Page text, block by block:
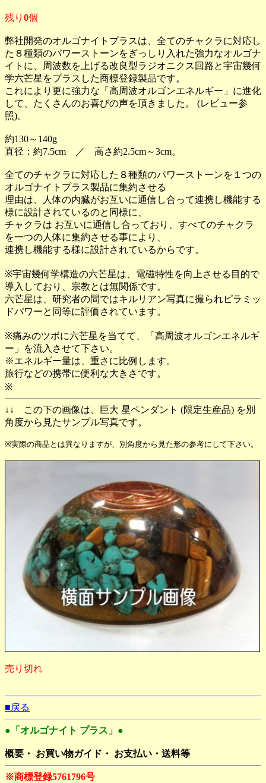
残り 0個
弊社開発のオルゴナイトプラスは、全てのチャクラに対応し
た８種類のパワーストーンをぎっしり入れた強力なオルゴナ
イトに、周波数を上げる改良型ラジオニクス回路と宇宙幾何
学六芒星をプラスした商標登録製品です。
これにより更に強力な「高周波オルゴンエネルギー」に進化
して、たくさんのお喜びの声を頂きました。 (レビュー参
照)。
約130～140g
直径：約7.5cm ／ 高さ約2.5cm～3cm。
全てのチャクラに対応した８種類のパワーストーンを１つの
オルゴナイトプラス製品に集約させる
理由は、人体の内臓がお互いに通信し合って連携し機能する
様に設計されているのと同様に、
チャクラは お互いに通信し合っており、すべてのチャクラ
を一つの人体に集約させる事により、
連携し機能する様に設計されているからです。
※宇宙幾何学構造の六芒星は、電磁特性を向上させる目的で
導入しており、宗教とは無関係です。
六芒星は、研究者の間ではキルリアン写真に撮られピラミッ
ドパワーと同等に評価されています。
※痛みのツボに六芒星を当てて、「高周波オルゴンエネルギ
ー」を流入させて下さい。
※エネルギー量は、重さに比例します。
旅行などの携帯に便利な大きさです。
※
↓↓ この下の画像は、巨大 星ペンダント (限定生産品) を別
角度から見たサンプル写真です。
※実際の商品とは異なりますが、別角度から見た形の参考にして下さい。
売り切れ
■戻る
●「オルゴナイト プラス」●
概要・ お買い物ガイド・ お支払い・送料等
※商標登録5761796号